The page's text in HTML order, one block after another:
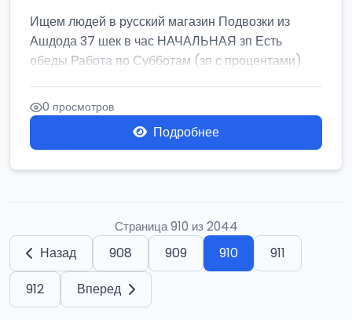
Ищем людей в русский магазин Подвозки из
Ашдода 37 шек в час НАЧАЛЬНАЯ зп Есть
обеды Работа по Субботам (зп с процентами)
0 просмотров
Подробнее
Страница 910 из 2044
Назад 908 909 910
911
912
Вперед